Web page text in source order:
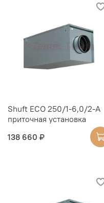
Shuft ECO 250/1-6,0/2-A
приточная установка
138 660 ₽